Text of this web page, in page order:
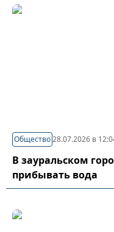
Общество28.07.2026 в
В зауральском
прибывать вода